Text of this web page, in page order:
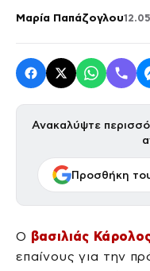
Μαρία Παπάζογλου
Ανακαλύψτε
Προσθήκη
Ο βασιλιάς
επαίνους για την